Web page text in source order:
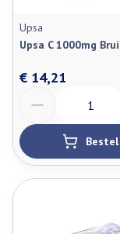
Upsa
Upsa C 1000mg
€ 14,21
Bestel